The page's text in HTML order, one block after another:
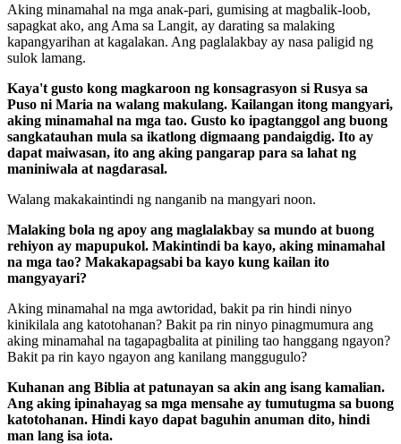
Aking minamahal na mga anak-pari, gumising at magbalik-loob,
sapagkat ako, ang Ama sa Langit, ay darating sa malaking
kapangyarihan at kagalakan. Ang paglalakbay ay nasa paligid ng
sulok lamang.
Kaya't gusto kong magkaroon ng konsagrasyon si Rusya sa
Puso ni Maria na walang makulang. Kailangan itong mangyari,
aking minamahal na mga tao. Gusto ko ipagtanggol ang buong
sangkatauhan mula sa ikatlong digmaang pandaigdig. Ito ay
dapat maiwasan, ito ang aking pangarap para sa lahat ng
maniniwala at nagdarasal.
Walang makakaintindi ng nanganib na mangyari noon.
Malaking bola ng apoy ang maglalakbay sa mundo at buong
rehiyon ay mapupukol. Makintindi ba kayo, aking minamahal
na mga tao? Makakapagsabi ba kayo kung kailan ito
mangyayari?
Aking minamahal na mga awtoridad, bakit pa rin hindi ninyo
kinikilala ang katotohanan? Bakit pa rin ninyo pinagmumura ang
aking minamahal na tagapagbalita at piniling tao hanggang ngayon?
Bakit pa rin kayo ngayon ang kanilang manggugulo?
Kuhanan ang Biblia at patunayan sa akin ang isang kamalian.
Ang aking ipinahayag sa mga mensahe ay tumutugma sa buong
katotohanan. Hindi kayo dapat baguhin anuman dito, hindi
man lang isa iota.